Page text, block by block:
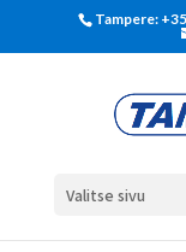
Tampere:
Valitse sivu